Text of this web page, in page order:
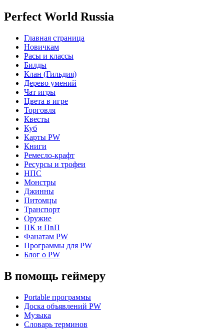
Perfect World Russia
Главная страница
Новичкам
Расы и классы
Билды
Клан (Гильдия)
Дерево умений
Чат игры
Цвета в игре
Торговля
Квесты
Куб
Карты PW
Книги
Ремесло-крафт
Ресурсы и трофеи
НПС
Монстры
Джинны
Питомцы
Транспорт
Оружие
ПК и ПвП
Фанатам PW
Программы для PW
Блог о PW
В помощь геймеру
Portable программы
Доска объявлений PW
Музыка
Словарь терминов